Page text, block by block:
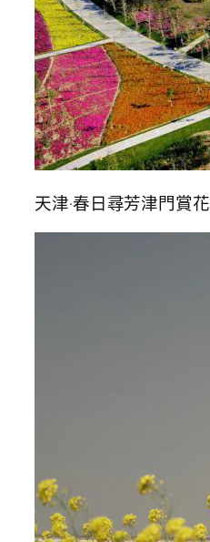
天津·春日尋芳津門賞花